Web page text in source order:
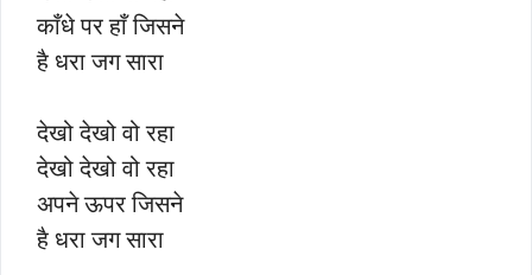
काँधे पर हाँ जिसने
है धरा जग सारा
देखो देखो वो रहा
देखो देखो वो रहा
अपने ऊपर जिसने
है धरा जग सारा